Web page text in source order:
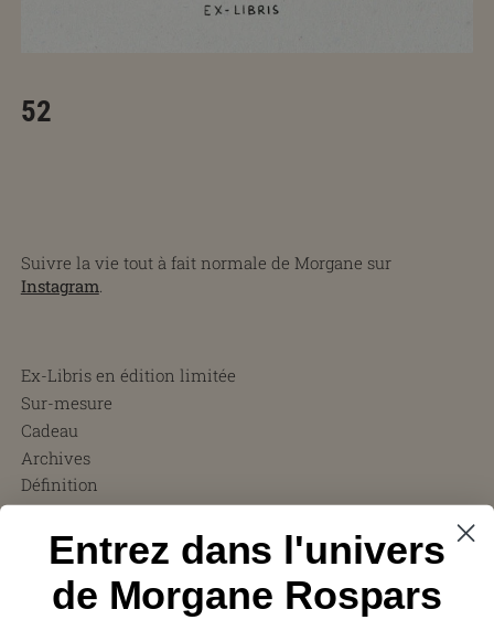
52
Suivre la vie tout à fait normale de Morgane sur
Instagram.
Ex-Libris en édition limitée
Sur-mesure
Cadeau
Archives
Définition
CGV
Charity ❤︎
À propos
Entrez dans l'univers
de Morgane Rospars